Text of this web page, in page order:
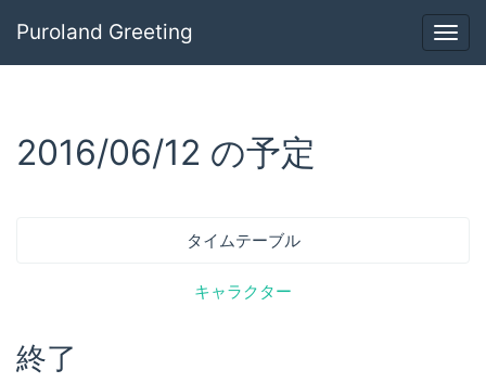
Puroland Greeting
2016/06/12 の予定
タイムテーブル
キャラクター
終了